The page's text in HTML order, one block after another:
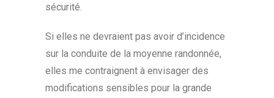
sécurité.
Si elles ne devraient pas avoir d’incidence
sur la conduite de la moyenne randonnée,
elles me contraignent à envisager des
modifications sensibles pour la grande